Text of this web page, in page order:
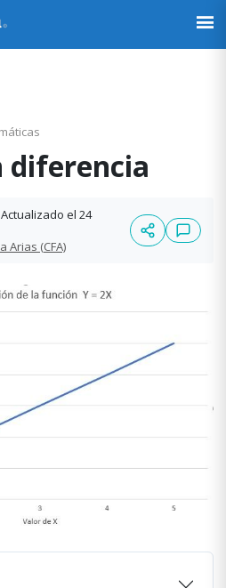
diferencia
Actualizado el 24
Arias (CFA)